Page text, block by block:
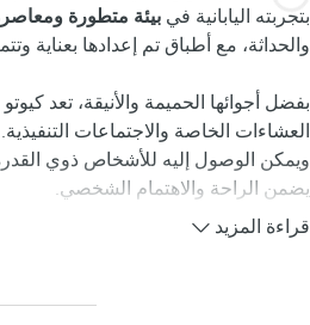
بتجربته اليابانية في بيئة متطورة
والحداثة، مع أطباق تم إعدادها بعناية
بفضل أجوائها الحميمة والأنيقة، تعد
العشاءات الخاصة والاجتماعات
ويمكن الوصول إليه للأشخاص ذوي
يضمن الراحة والاهتمام الشخصي.
قراءة المزيد